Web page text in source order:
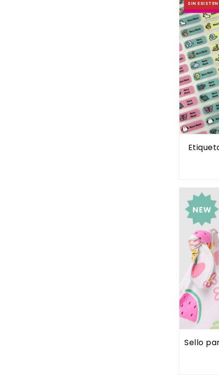
SIN
Sello